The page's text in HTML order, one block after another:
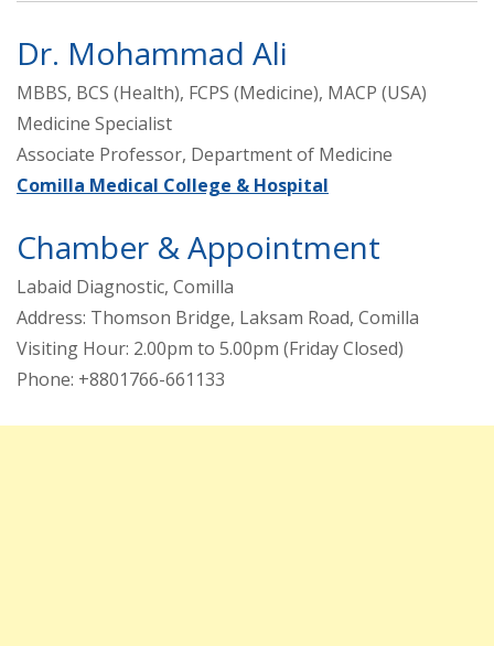
Dr. Mohammad Ali
MBBS, BCS (Health), FCPS (Medicine), MACP (USA)
Medicine Specialist
Associate Professor, Department of Medicine
Comilla Medical College & Hospital
Chamber & Appointment
Labaid Diagnostic, Comilla
Address: Thomson Bridge, Laksam Road, Comilla
Visiting Hour: 2.00pm to 5.00pm (Friday Closed)
Phone: +8801766-661133